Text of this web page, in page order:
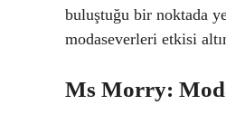
buluştuğu bir noktada
modaseverleri etkisi
Ms Morry: